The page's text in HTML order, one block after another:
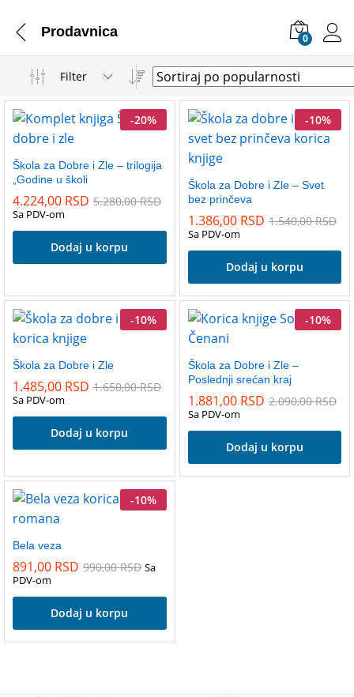
Prodavnica 0
Filter
-20%
Škola za Dobre i Zle – trilogija
„Godine u školi
4.224,00 RSD 5.280,00RSD
Sa PDV-om
Dodaj u korpu
-10%
Škola za Dobre i Zle – Svet
bez prinčeva
1.386,00 RSD 1.540,00RSD
Sa PDV-om
Dodaj u korpu
-10%
Škola za Dobre i Zle
1.485,00 RSD 1.650,00RSD
Sa PDV-om
Dodaj u korpu
-10%
Škola za Dobre i Zle –
Poslednji srećan kraj
1.881,00 RSD 2.090,00RSD
Sa PDV-om
Dodaj u korpu
-10%
Bela veza
891,00 RSD 990,00RSD Sa
PDV-om
Dodaj u korpu